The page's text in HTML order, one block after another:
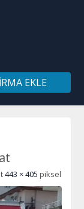
EKLE
443 × 405 piksel